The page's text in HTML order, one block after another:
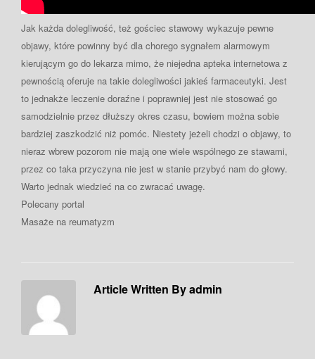
Jak każda dolegliwość, też gościec stawowy wykazuje pewne
objawy, które powinny być dla chorego sygnałem alarmowym
kierującym go do lekarza mimo, że niejedna apteka internetowa z
pewnością oferuje na takie dolegliwości jakieś farmaceutyki. Jest
to jednakże leczenie doraźne i poprawniej jest nie stosować go
samodzielnie przez dłuższy okres czasu, bowiem można sobie
bardziej zaszkodzić niż pomóc. Niestety jeżeli chodzi o objawy, to
nieraz wbrew pozorom nie mają one wiele wspólnego ze stawami,
przez co taka przyczyna nie jest w stanie przybyć nam do głowy.
Warto jednak wiedzieć na co zwracać uwagę.
Polecany portal
Masaże na reumatyzm
Article Written By admin